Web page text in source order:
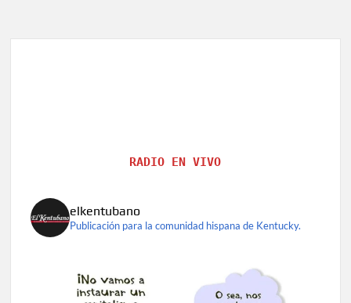
RADIO EN VIVO
elkentubano
Publicación para la comunidad hispana de Kentucky.